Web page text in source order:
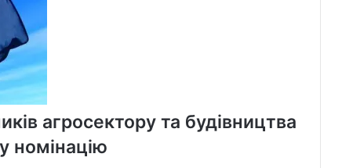
агросектору та будівництва
номінацію